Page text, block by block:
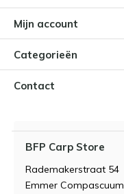
Mijn account
Categorieën
Contact
BFP Carp Store
Rademakerstraat 54
Emmer Compascuum